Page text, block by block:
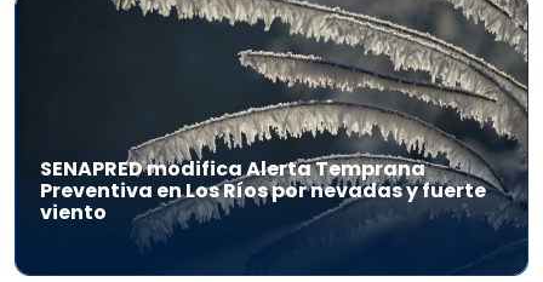
SENAPRED modifica Alerta Temprana
Preventiva en Los Ríos por nevadas y fuerte
viento